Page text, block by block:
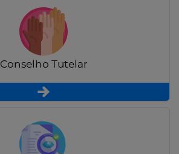
Conselho Tutelar